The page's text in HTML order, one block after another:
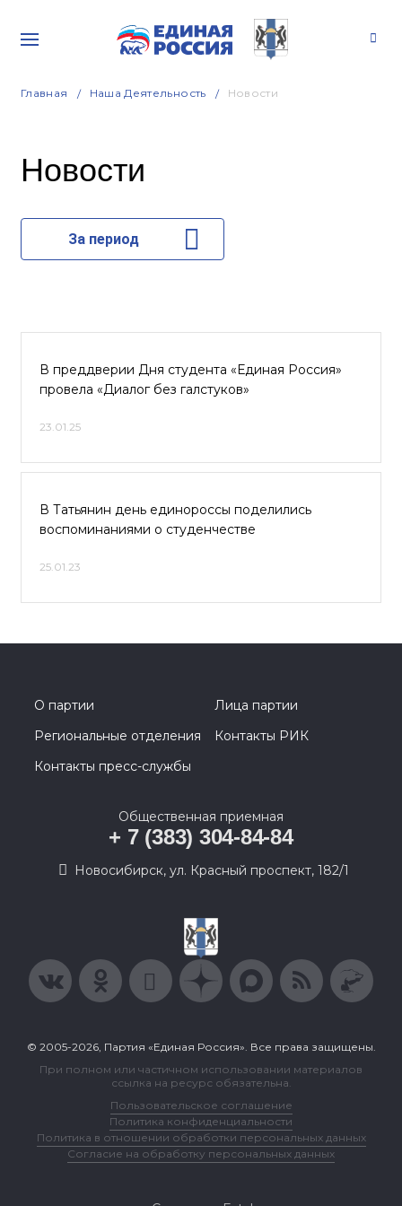
Главная Наша Деятельность Новости
Новости
За период
В преддверии Дня студента «Единая Россия»
провела «Диалог без галстуков»
23.01.25
В Татьянин день единороссы поделились
воспоминаниями о студенчестве
25.01.23
О партии
Лица партии
Региональные отделения
Контакты РИК
Контакты пресс-службы
Общественная приемная
+ 7 (383) 304-84-84
Новосибирск, ул. Красный проспект, 182/1
© 2005-2026, Партия «Единая Россия». Все права защищены.
При полном или частичном использовании материалов
ссылка на ресурс обязательна.
Пользовательское соглашение
Политика конфиденциальности
Политика в отношении обработки персональных данных
Согласие на обработку персональных данных